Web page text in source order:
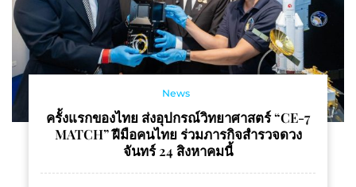
News
ครั้งแรกของไทย ส่งอุปกรณ์วิทยาศาสตร์ “CE-7
MATCH” ฝีมือคนไทย ร่วมภารกิจสำรวจดวง
จันทร์ 24 สิงหาคมนี้